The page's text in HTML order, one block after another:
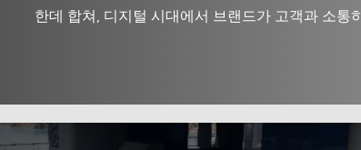
한데 합쳐, 디지털 시대에서 브랜드가 고객과 소통